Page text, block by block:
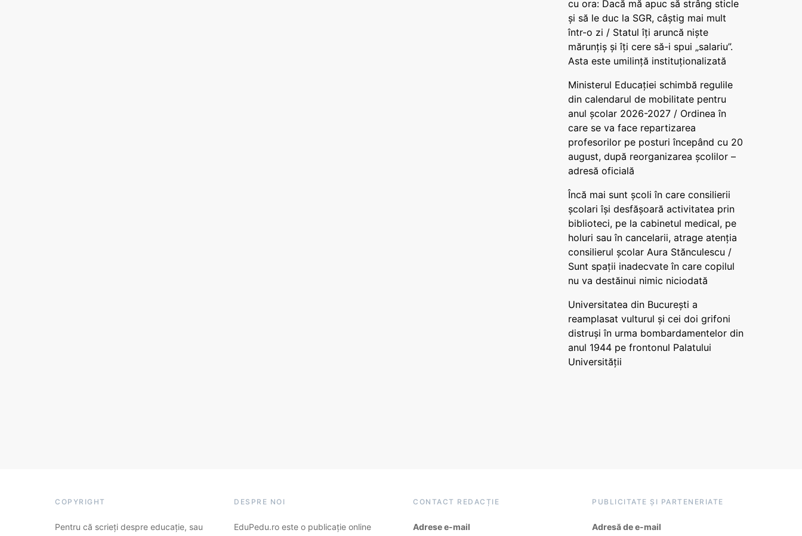
cu ora: Dacă mă apuc să strâng sticle
și să le duc la SGR, câștig mai mult
într-o zi / Statul îți aruncă niște
mărunțiș și îți cere să-i spui „salariu”.
Asta este umilință instituționalizată
Ministerul Educației schimbă regulile
din calendarul de mobilitate pentru
anul școlar 2026-2027 / Ordinea în
care se va face repartizarea
profesorilor pe posturi începând cu 20
august, după reorganizarea școlilor –
adresă oficială
Încă mai sunt școli în care consilierii
școlari își desfășoară activitatea prin
biblioteci, pe la cabinetul medical, pe
holuri sau în cancelarii, atrage atenția
consilierul școlar Aura Stănculescu /
Sunt spații inadecvate în care copilul
nu va destăinui nimic niciodată
Universitatea din București a
reamplasat vulturul și cei doi grifoni
distruși în urma bombardamentelor din
anul 1944 pe frontonul Palatului
Universității
COPYRIGHT
Pentru că scrieți despre educație, sau
DESPRE NOI
EduPedu.ro este o publicație online
CONTACT REDACȚIE
Adrese e-mail
PUBLICITATE ȘI PARTENERIATE
Adresă de e-mail